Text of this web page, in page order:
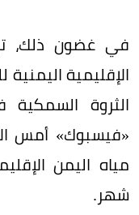
في غضون ذلك،
الإقليمية اليمنية
الثروة
«فيسبوك» أمس
مياه اليمن
شهر.